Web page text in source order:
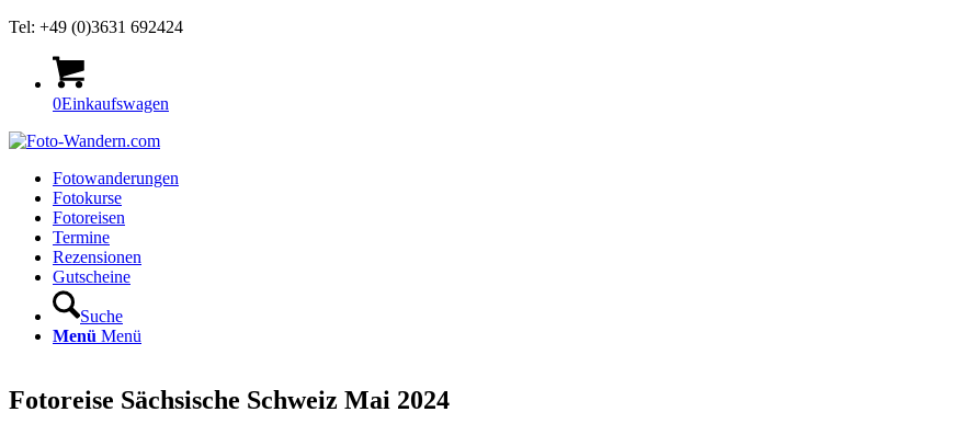
Tel: +49 (0)3631 692424
0Einkaufswagen
Fotowanderungen
Fotokurse
Fotoreisen
Termine
Rezensionen
Gutscheine
Suche
Menü Menü
Fotoreise Sächsische Schweiz Mai 2024